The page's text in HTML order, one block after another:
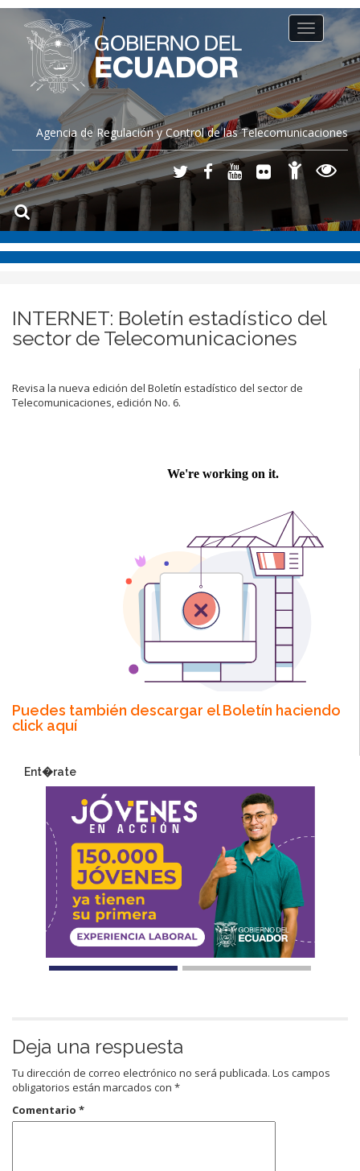
Agencia de Regulación y Control de las Telecomunicaciones
Toggle
navigation
INTERNET: Boletín estadístico del
sector de Telecomunicaciones
Revisa la nueva edición del Boletín estadístico del sector de
Telecomunicaciones, edición No. 6.
Puedes también descargar el Boletín haciendo
click aquí
Ent�rate
Deja una respuesta
Tu dirección de correo electrónico no será publicada. Los campos
obligatorios están marcados con *
Comentario *